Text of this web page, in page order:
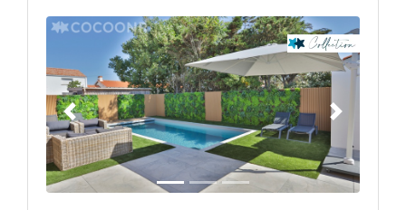
Précédent Suivant